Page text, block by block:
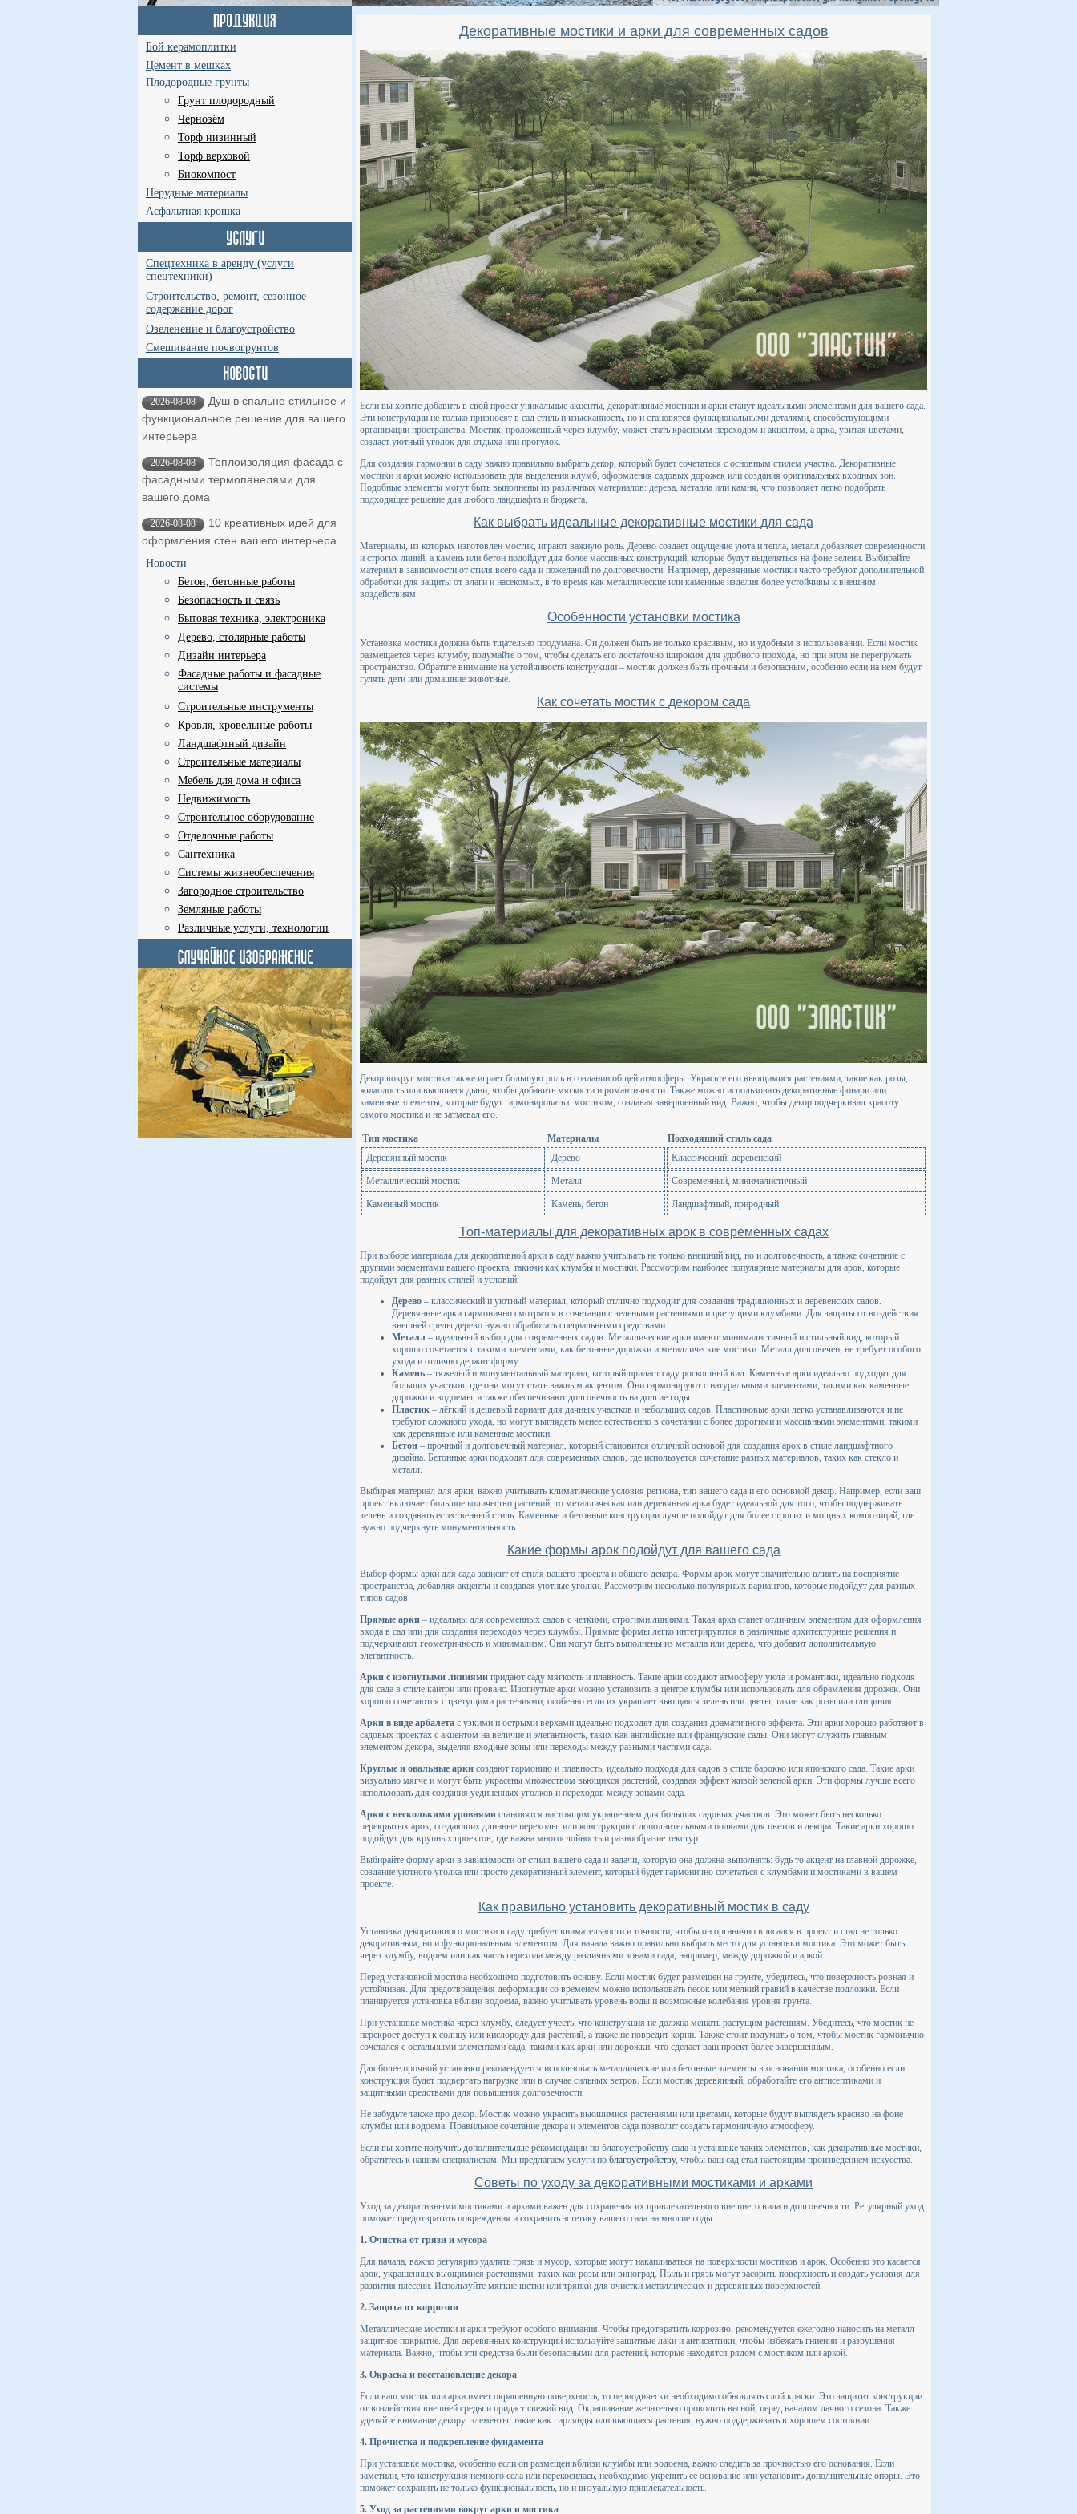
Бой керамоплитки
Цемент в мешках
Плодородные грунты
Грунт плодородный
Чернозём
Торф низинный
Торф верховой
Биокомпост
Нерудные материалы
Асфальтная крошка
Спецтехника в аренду (услуги
спецтехники)
Строительство, ремонт, сезонное
содержание дорог
Озеленение и благоустройство
Смешивание почвогрунтов
2026-08-08
Душ в спальне стильное и
функциональное решение для вашего
интерьера
2026-08-08
Теплоизоляция фасада с
фасадными термопанелями для
вашего дома
2026-08-08
10 креативных идей для
оформления стен вашего интерьера
Новости
Бетон, бетонные работы
Безопасность и связь
Бытовая техника, электроника
Дерево, столярные работы
Дизайн интерьера
Фасадные работы и фасадные
системы
Строительные инструменты
Кровля, кровельные работы
Ландшафтный дизайн
Строительные материалы
Мебель для дома и офиса
Недвижимость
Строительное оборудование
Отделочные работы
Сантехника
Системы жизнеобеспечения
Загородное строительство
Земляные работы
Различные услуги, технологии
Декоративные мостики и арки для современных садов
Если вы хотите добавить в свой проект уникальные акценты, декоративные мостики и арки станут идеальными элементами для вашего сада.
Эти конструкции не только привносят в сад стиль и изысканность, но и становятся функциональными деталями, способствующими
организации пространства. Мостик, проложенный через клумбу, может стать красивым переходом и акцентом, а арка, увитая цветами,
создаст уютный уголок для отдыха или прогулок.
Для создания гармонии в саду важно правильно выбрать декор, который будет сочетаться с основным стилем участка. Декоративные
мостики и арки можно использовать для выделения клумб, оформления садовых дорожек или создания оригинальных входных зон.
Подобные элементы могут быть выполнены из различных материалов: дерева, металла или камня, что позволяет легко подобрать
подходящее решение для любого ландшафта и бюджета.
Как выбрать идеальные декоративные мостики для сада
Материалы, из которых изготовлен мостик, играют важную роль. Дерево создает ощущение уюта и тепла, металл добавляет современности
и строгих линий, а камень или бетон подойдут для более массивных конструкций, которые будут выделяться на фоне зелени. Выбирайте
материал в зависимости от стиля всего сада и пожеланий по долговечности. Например, деревянные мостики часто требуют дополнительной
обработки для защиты от влаги и насекомых, в то время как металлические или каменные изделия более устойчивы к внешним
воздействиям.
Особенности установки мостика
Установка мостика должна быть тщательно продумана. Он должен быть не только красивым, но и удобным в использовании. Если мостик
размещается через клумбу, подумайте о том, чтобы сделать его достаточно широким для удобного прохода, но при этом не перегружать
пространство. Обратите внимание на устойчивость конструкции – мостик должен быть прочным и безопасным, особенно если на нем будут
гулять дети или домашние животные.
Как сочетать мостик с декором сада
Декор вокруг мостика также играет большую роль в создании общей атмосферы. Украсьте его вьющимися растениями, такие как розы,
жимолость или вьющиеся дыни, чтобы добавить мягкости и романтичности. Также можно использовать декоративные фонари или
каменные элементы, которые будут гармонировать с мостиком, создавая завершенный вид. Важно, чтобы декор подчеркивал красоту
самого мостика и не затмевал его.
Тип мостика Материалы
Подходящий стиль сада
Деревянный мостик
Дерево Классический, деревенский
Металлический мостик Металл Современный, минималистичный
Каменный мостик Камень, бетон Ландшафтный, природный
Топ-материалы для декоративных арок в современных садах
При выборе материала для декоративной арки в саду важно учитывать не только внешний вид, но и долговечность, а также сочетание с
другими элементами вашего проекта, такими как клумбы и мостики. Рассмотрим наиболее популярные материалы для арок, которые
подойдут для разных стилей и условий.
Дерево – классический и уютный материал, который отлично подходит для создания традиционных и деревенских садов.
Деревянные арки гармонично смотрятся в сочетании с зелеными растениями и цветущими клумбами. Для защиты от воздействия
внешней среды дерево нужно обработать специальными средствами.
Металл – идеальный выбор для современных садов. Металлические арки имеют минималистичный и стильный вид, который
хорошо сочетается с такими элементами, как бетонные дорожки и металлические мостики. Металл долговечен, не требует особого
ухода и отлично держит форму.
Камень – тяжелый и монументальный материал, который придаст саду роскошный вид. Каменные арки идеально подходят для
больших участков, где они могут стать важным акцентом. Они гармонируют с натуральными элементами, такими как каменные
дорожки и водоемы, а также обеспечивают долговечность на долгие годы.
Пластик – лёгкий и дешевый вариант для дачных участков и небольших садов. Пластиковые арки легко устанавливаются и не
требуют сложного ухода, но могут выглядеть менее естественно в сочетании с более дорогими и массивными элементами, такими
как деревянные или каменные мостики.
Бетон – прочный и долговечный материал, который становится отличной основой для создания арок в стиле ландшафтного
дизайна. Бетонные арки подходят для современных садов, где используется сочетание разных материалов, таких как стекло и
металл.
Выбирая материал для арки, важно учитывать климатические условия региона, тип вашего сада и его основной декор. Например, если ваш
проект включает большое количество растений, то металлическая или деревянная арка будет идеальной для того, чтобы поддерживать
зелень и создавать естественный стиль. Каменные и бетонные конструкции лучше подойдут для более строгих и мощных композиций, где
нужно подчеркнуть монументальность.
Какие формы арок подойдут для вашего сада
Выбор формы арки для сада зависит от стиля вашего проекта и общего декора. Формы арок могут значительно влиять на восприятие
пространства, добавляя акценты и создавая уютные уголки. Рассмотрим несколько популярных вариантов, которые подойдут для разных
типов садов.
Прямые арки – идеальны для современных садов с четкими, строгими линиями. Такая арка станет отличным элементом для оформления
входа в сад или для создания переходов через клумбы. Прямые формы легко интегрируются в различные архитектурные решения и
подчеркивают геометричность и минимализм. Они могут быть выполнены из металла или дерева, что добавит дополнительную
элегантность.
Арки с изогнутыми линиями придают саду мягкость и плавность. Такие арки создают атмосферу уюта и романтики, идеально подходя
для сада в стиле кантри или прованс. Изогнутые арки можно установить в центре клумбы или использовать для обрамления дорожек. Они
хорошо сочетаются с цветущими растениями, особенно если их украшает вьющаяся зелень или цветы, такие как розы или глициния.
Арки в виде арбалета с узкими и острыми верхами идеально подходят для создания драматичного эффекта. Эти арки хорошо работают в
садовых проектах с акцентом на величие и элегантность, таких как английские или французские сады. Они могут служить главным
элементом декора, выделяя входные зоны или переходы между разными частями сада.
Круглые и овальные арки создают гармонию и плавность, идеально подходя для садов в стиле барокко или японского сада. Такие арки
визуально мягче и могут быть украсены множеством вьющихся растений, создавая эффект живой зеленой арки. Эти формы лучше всего
использовать для создания уединенных уголков и переходов между зонами сада.
Арки с несколькими уровнями становятся настоящим украшением для больших садовых участков. Это может быть несколько
перекрытых арок, создающих длинные переходы, или конструкции с дополнительными полками для цветов и декора. Такие арки хорошо
подойдут для крупных проектов, где важна многослойность и разнообразие текстур.
Выбирайте форму арки в зависимости от стиля вашего сада и задачи, которую она должна выполнять: будь то акцент на главной дорожке,
создание уютного уголка или просто декоративный элемент, который будет гармонично сочетаться с клумбами и мостиками в вашем
проекте.
Как правильно установить декоративный мостик в саду
Установка декоративного мостика в саду требует внимательности и точности, чтобы он органично вписался в проект и стал не только
декоративным, но и функциональным элементом. Для начала важно правильно выбрать место для установки мостика. Это может быть
через клумбу, водоем или как часть перехода между различными зонами сада, например, между дорожкой и аркой.
Перед установкой мостика необходимо подготовить основу. Если мостик будет размещен на грунте, убедитесь, что поверхность ровная и
устойчивая. Для предотвращения деформации со временем можно использовать песок или мелкий гравий в качестве подложки. Если
планируется установка вблизи водоема, важно учитывать уровень воды и возможные колебания уровня грунта.
При установке мостика через клумбу, следует учесть, что конструкция не должна мешать растущим растениям. Убедитесь, что мостик не
перекроет доступ к солнцу или кислороду для растений, а также не повредит корни. Также стоит подумать о том, чтобы мостик гармонично
сочетался с остальными элементами сада, такими как арки или дорожки, что сделает ваш проект более завершенным.
Для более прочной установки рекомендуется использовать металлические или бетонные элементы в основании мостика, особенно если
конструкция будет подвергать нагрузке или в случае сильных ветров. Если мостик деревянный, обработайте его антисептиками и
защитными средствами для повышения долговечности.
Не забудьте также про декор. Мостик можно украсить вьющимися растениями или цветами, которые будут выглядеть красиво на фоне
клумбы или водоема. Правильное сочетание декора и элементов сада позволит создать гармоничную атмосферу.
Если вы хотите получить дополнительные рекомендации по благоустройству сада и установке таких элементов, как декоративные мостики,
обратитесь к нашим специалистам. Мы предлагаем услуги по благоустройству, чтобы ваш сад стал настоящим произведением искусства.
Советы по уходу за декоративными мостиками и арками
Уход за декоративными мостиками и арками важен для сохранения их привлекательного внешнего вида и долговечности. Регулярный уход
поможет предотвратить повреждения и сохранить эстетику вашего сада на многие годы.
1. Очистка от грязи и мусора
Для начала, важно регулярно удалять грязь и мусор, которые могут накапливаться на поверхности мостиков и арок. Особенно это касается
арок, украшенных вьющимися растениями, таких как розы или виноград. Пыль и грязь могут засорить поверхность и создать условия для
развития плесени. Используйте мягкие щетки или тряпки для очистки металлических и деревянных поверхностей.
2. Защита от коррозии
Металлические мостики и арки требуют особого внимания. Чтобы предотвратить коррозию, рекомендуется ежегодно наносить на металл
защитное покрытие. Для деревянных конструкций используйте защитные лаки и антисептики, чтобы избежать гниения и разрушения
материала. Важно, чтобы эти средства были безопасными для растений, которые находятся рядом с мостиком или аркой.
3. Окраска и восстановление декора
Если ваш мостик или арка имеет окрашенную поверхность, то периодически необходимо обновлять слой краски. Это защитит конструкции
от воздействия внешней среды и придаст свежий вид. Окрашивание желательно проводить весной, перед началом дачного сезона. Также
уделяйте внимание декору: элементы, такие как гирлянды или вьющиеся растения, нужно поддерживать в хорошем состоянии.
4. Прочистка и подкрепление фундамента
При установке мостика, особенно если он размещен вблизи клумбы или водоема, важно следить за прочностью его основания. Если
заметили, что конструкция немного села или перекосилась, необходимо укрепить ее основание или установить дополнительные опоры. Это
поможет сохранить не только функциональность, но и визуальную привлекательность.
5. Уход за растениями вокруг арки и мостика